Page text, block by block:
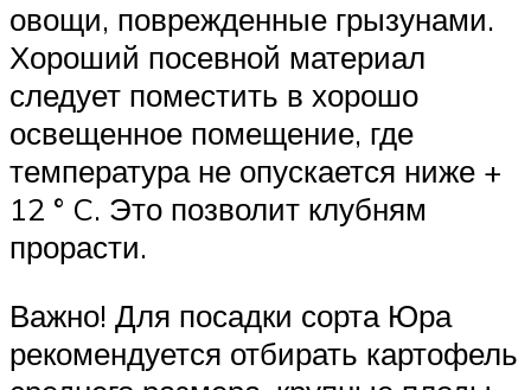
овощи, поврежденные грызунами.
Хороший посевной материал
следует поместить в хорошо
освещенное помещение, где
температура не опускается ниже +
12 ° C. Это позволит клубням
прорасти.
Важно! Для посадки сорта Юра
рекомендуется отбирать картофель